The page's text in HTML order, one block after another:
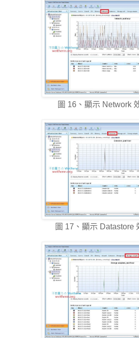
圖 16、顯示 Network
圖 17、顯示 Datastore